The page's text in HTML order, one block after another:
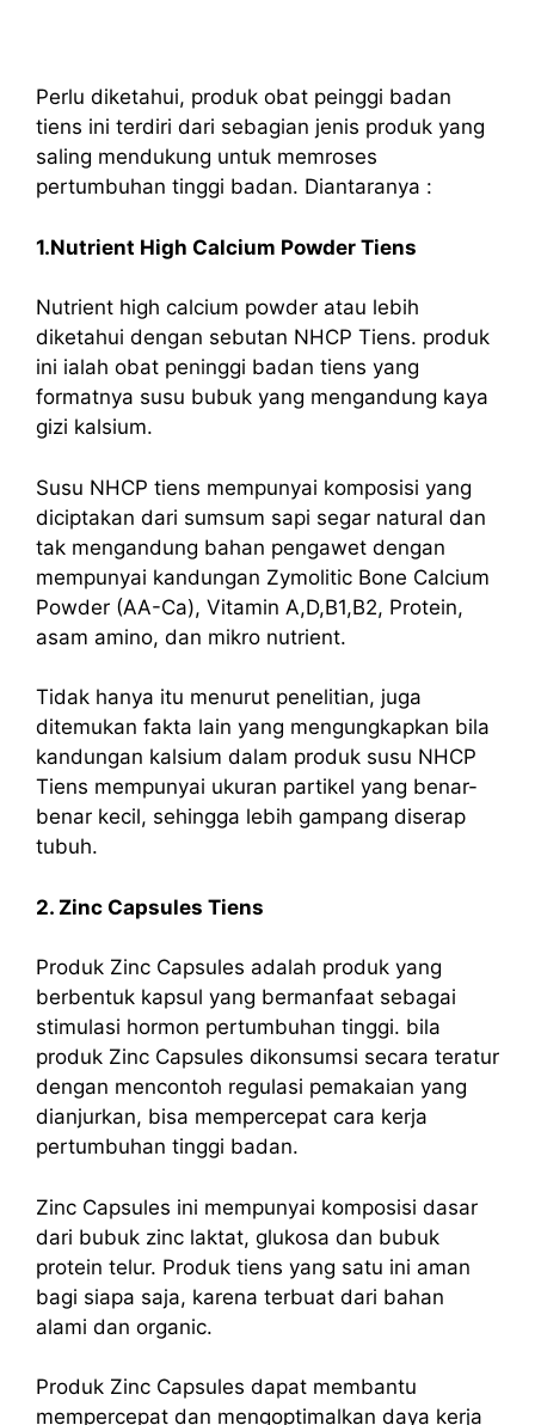
Perlu diketahui, produk obat peinggi badan
tiens ini terdiri dari sebagian jenis produk yang
saling mendukung untuk memroses
pertumbuhan tinggi badan. Diantaranya :
1.Nutrient High Calcium Powder Tiens
Nutrient high calcium powder atau lebih
diketahui dengan sebutan NHCP Tiens. produk
ini ialah obat peninggi badan tiens yang
formatnya susu bubuk yang mengandung kaya
gizi kalsium.
Susu NHCP tiens mempunyai komposisi yang
diciptakan dari sumsum sapi segar natural dan
tak mengandung bahan pengawet dengan
mempunyai kandungan Zymolitic Bone Calcium
Powder (AA-Ca), Vitamin A,D,B1,B2, Protein,
asam amino, dan mikro nutrient.
Tidak hanya itu menurut penelitian, juga
ditemukan fakta lain yang mengungkapkan bila
kandungan kalsium dalam produk susu NHCP
Tiens mempunyai ukuran partikel yang benar-
benar kecil, sehingga lebih gampang diserap
tubuh.
2. Zinc Capsules Tiens
Produk Zinc Capsules adalah produk yang
berbentuk kapsul yang bermanfaat sebagai
stimulasi hormon pertumbuhan tinggi. bila
produk Zinc Capsules dikonsumsi secara teratur
dengan mencontoh regulasi pemakaian yang
dianjurkan, bisa mempercepat cara kerja
pertumbuhan tinggi badan.
Zinc Capsules ini mempunyai komposisi dasar
dari bubuk zinc laktat, glukosa dan bubuk
protein telur. Produk tiens yang satu ini aman
bagi siapa saja, karena terbuat dari bahan
alami dan organic.
Produk Zinc Capsules dapat membantu
mempercepat dan mengoptimalkan daya kerja